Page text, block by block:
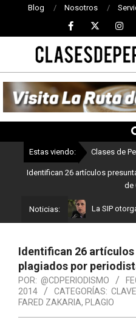
Blog Nosotros
CLASES
DE
Estas viendo: Clases de
Identifican 26 artículos
de
Noticias: La SIP otorga a
Identifican 26
plagiados por
POR: @CDPERIODISMO
2014
CATEGORÍAS:
FARED ZAKARIA, PLAGIO